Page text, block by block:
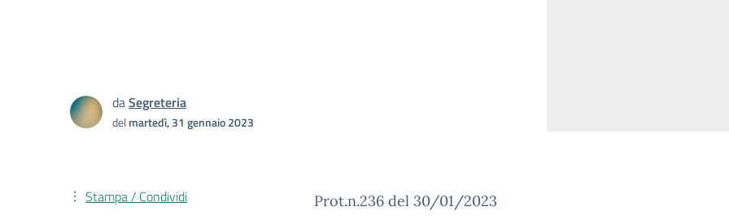
daSegreteria
delmartedì, 31 gennaio 2023
Prot.n.236 del 30/01/2023
Stampa / Condividi